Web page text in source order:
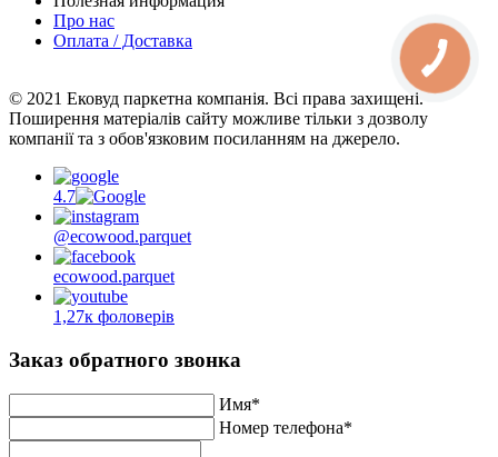
Про нас
Оплата / Доставка
© 2021 Ековуд паркетна компанія. Всі права захищені.
Поширення матеріалів сайту можливе тільки з дозволу
компанії та з обов'язковим посиланням на джерело.
4.7
@ecowood.parquet
ecowood.parquet
1,27к фоловерів
Заказ обратного звонка
Имя*
Номер телефона*